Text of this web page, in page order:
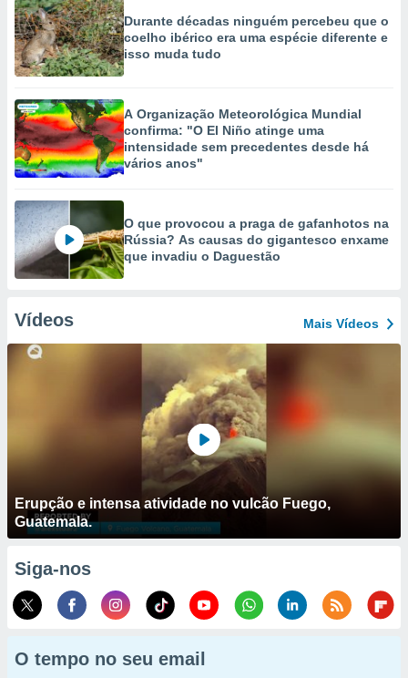
Durante décadas ninguém percebeu que o
coelho ibérico era uma espécie diferente e
isso muda tudo
A Organização Meteorológica Mundial
confirma: "O El Niño atinge uma
intensidade sem precedentes desde há
vários anos"
O que provocou a praga de gafanhotos na
Rússia? As causas do gigantesco enxame
que invadiu o Daguestão
Vídeos Mais Vídeos
Erupção e intensa atividade no vulcão Fuego,
Guatemala.
Siga-nos
O tempo no seu email